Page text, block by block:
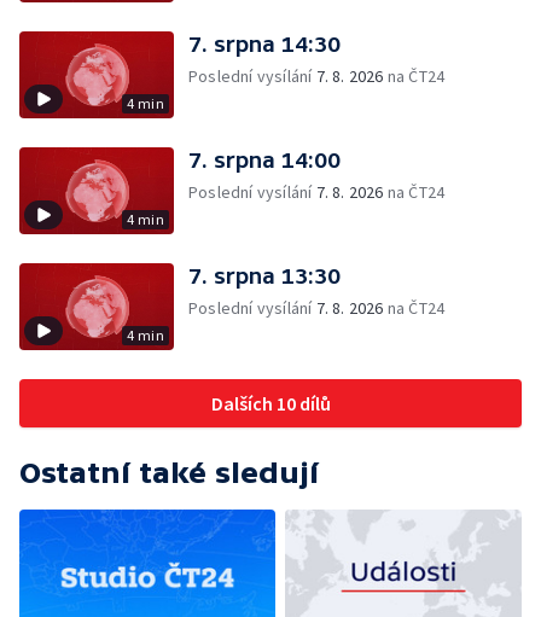
4 min
7. srpna 14:30
Poslední vysílání 7. 8. 2026 na ČT24
4 min
7. srpna 14:00
Poslední vysílání 7. 8. 2026 na ČT24
4 min
7. srpna 13:30
Poslední vysílání 7. 8. 2026 na ČT24
Dalších 10 dílů
Ostatní také sledují